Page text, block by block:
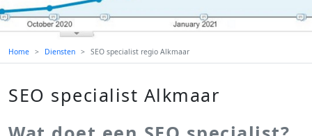
Home Diensten SEO specialist regio Alkmaar
SEO specialist Alkmaar